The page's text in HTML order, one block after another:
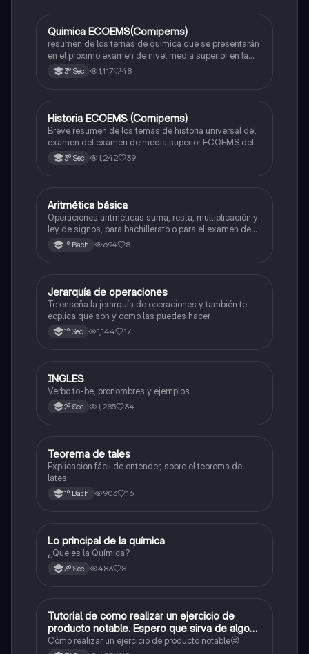
Química
Quimica ECOEMS(Comipems)
resumen de los temas de quimica que se presentarán
en el próximo examen de nivel media superior en la
zona metropolitana de el valle de México
3º Sec 1,117 48
Historia
Historia ECOEMS (Comipems)
Breve resumen de los temas de historia universal del
examen del examen de media superior ECOEMS del
valle de México
3º Sec 1,242 39
Matemáticas
Aritmética básica
Operaciones aritméticas suma, resta, multiplicación y
ley de signos, para bachillerato o para el examen de
admisión a la universidad
1º Bach 694 8
Matemáticas
Jerarquía de operaciones
Te enseña la jerarquía de operaciones y también te
ecplica que son y como las puedes hacer
1º Sec 1,144 17
Inglés
INGLES
Verbo to-be, pronombres y ejemplos
2º Sec 1,285 34
Matemáticas
Teorema de tales
Explicación fácil de entender, sobre el teorema de
lates
1º Bach 903 16
Química
Lo principal de la química
¿Que es la Química?
3º Sec 483 8
Matemáticas
Tutorial de como realizar un ejercicio de
producto notable. Espero que sirva de algo💕
😜
Cómo realizar un ejercicio de producto notable😜